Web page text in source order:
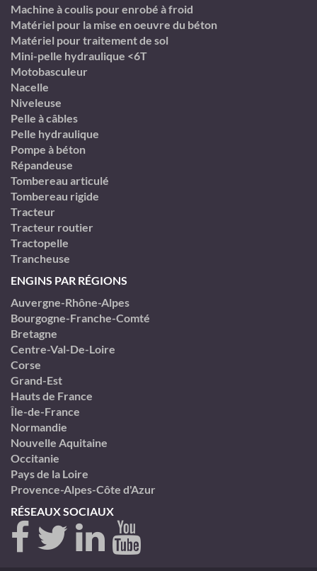
Machine à coulis pour enrobé à froid
Matériel pour la mise en oeuvre du béton
Matériel pour traitement de sol
Mini-pelle hydraulique <6T
Motobasculeur
Nacelle
Niveleuse
Pelle à câbles
Pelle hydraulique
Pompe à béton
Répandeuse
Tombereau articulé
Tombereau rigide
Tracteur
Tracteur routier
Tractopelle
Trancheuse
ENGINS PAR RÉGIONS
Auvergne-Rhône-Alpes
Bourgogne-Franche-Comté
Bretagne
Centre-Val-De-Loire
Corse
Grand-Est
Hauts de France
Île-de-France
Normandie
Nouvelle Aquitaine
Occitanie
Pays de la Loire
Provence-Alpes-Côte d'Azur
RÉSEAUX SOCIAUX